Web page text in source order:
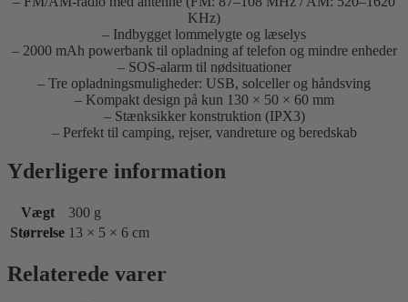
KHz)
– Indbygget lommelygte og læselys
– 2000 mAh powerbank til opladning af telefon og mindre enheder
– SOS-alarm til nødsituationer
– Tre opladningsmuligheder: USB, solceller og håndsving
– Kompakt design på kun 130 × 50 × 60 mm
– Stænksikker konstruktion (IPX3)
– Perfekt til camping, rejser, vandreture og beredskab
Yderligere information
Vægt
300 g
Størrelse 13 × 5 × 6 cm
Relaterede varer